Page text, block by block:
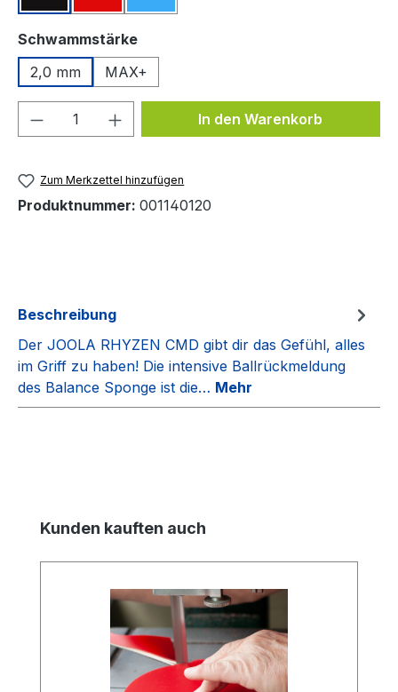
Schwammstärkeauswählen
2,0 mm
MAX+
Produkt Anzahl: Gib denIn den Warenkorb
Zum Merkzettel hinzufügen
Produktnummer: 001140120
Beschreibung
Der JOOLA RHYZEN CMD gibt dir das Gefühl, alles
im Griff zu haben! Die intensive Ballrückmeldung
des Balance Sponge ist die… Mehr
Produktgalerie überspringen
Kunden kauften auch